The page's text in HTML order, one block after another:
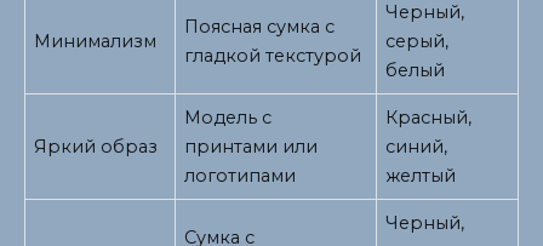
Минимализм
Поясная сумка с
гладкой текстурой
Черный,
серый,
белый
Яркий образ
Модель с
принтами или
логотипами
Красный,
синий,
желтый
Сумка с
Черный,